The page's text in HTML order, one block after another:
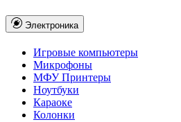
Электроника
Игровые компьютеры
Микрофоны
МФУ Принтеры
Ноутбуки
Караоке
Колонки